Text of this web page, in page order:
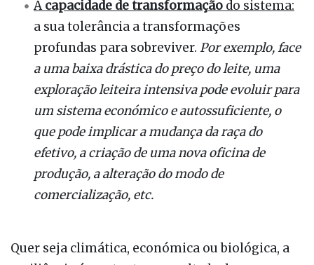
A capacidade de transformação do sistema:
a sua tolerância a transformações
profundas para sobreviver.Por exemplo, face
a uma baixa drástica do preço do leite, uma
exploração leiteira intensiva pode evoluir para
um sistema económico e autossuficiente, o
que pode implicar a mudança da raça do
efetivo, a criação de uma nova oficina de
produção, a alteração do modo de
comercialização, etc.
Quer seja climática, económica ou biológica, a